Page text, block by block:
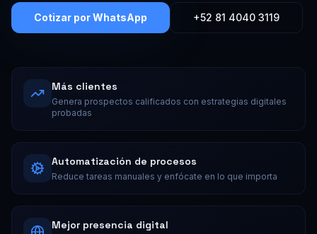
Cotizar por WhatsApp +52 81 4040 3119
Más clientes
Genera prospectos calificados con estrategias digitales
probadas
Automatización de procesos
Reduce tareas manuales y enfócate en lo que importa
Mejor presencia digital